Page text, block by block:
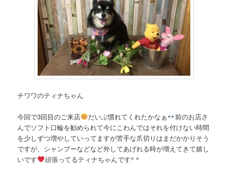
チワワのティナちゃん
今回で3回目のご来店 だいぶ慣れてくれたかなぁ
前のお店さ
んでソフト口輪を勧められて今にこわんではそれを付けない時間
を少しずつ増やしていってますが苦手な爪切りはまだかかりそう
ですが、シャンプーなどなど外してあげれる時が増えてきて嬉し
いです
頑張ってるティナちゃんです^ ^